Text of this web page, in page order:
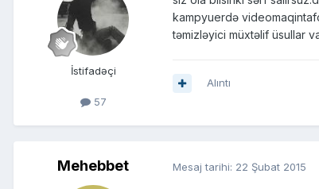
İstifadəçi
57
kampyuerdə
təmizləyici müxtəlif üsullar
Alıntı
Mehebbet Mesaj tarihi: 22 Şubat 2015